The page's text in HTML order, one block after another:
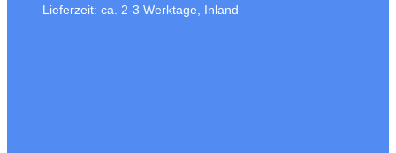
Lieferzeit: ca. 2-3 Werktage, Inland